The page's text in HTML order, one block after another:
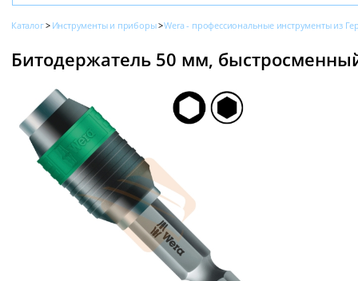
Каталог Инструменты и приборы Wera - профессиональные инструменты из
Битодержатель 50 мм,